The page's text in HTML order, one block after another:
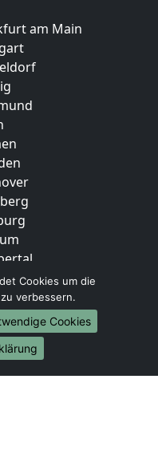
am Main
Cookies um die
verbessern.
Cookies